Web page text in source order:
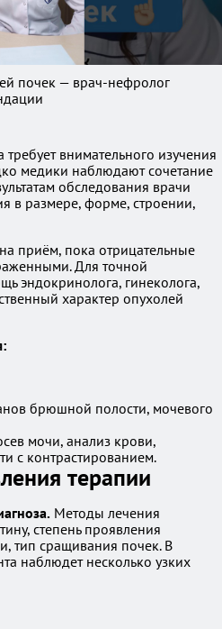
почек — врач-нефролог
внимательного изучения
медики наблюдают сочетание
обследования врачи
в размере, форме, строении,
приём, пока отрицательные
Для точной
эндокринолога, гинеколога,
характер опухолей
брюшной полости, мочевого
мочи, анализ крови,
с контрастированием.
терапии
Методы лечения
степень проявления
тип сращивания почек. В
наблюдет несколько узких